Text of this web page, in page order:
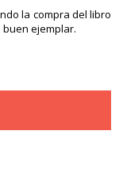
la compra del libro
buen ejemplar.